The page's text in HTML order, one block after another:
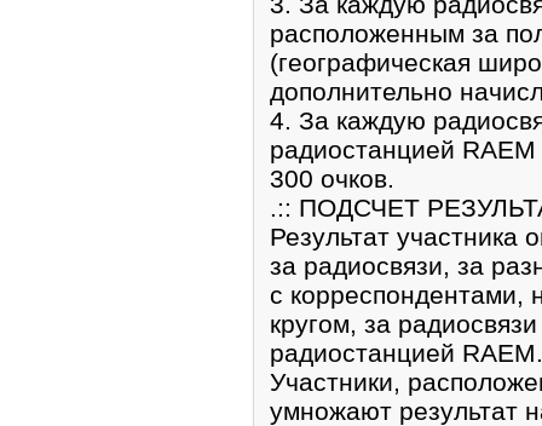
расположенным за
(географическая
дополнительно
4. За каждую
радиостанцией
300 очков.
.:: ПОДСЧЕТ
Результат участника
за радиосвязи, за
с корреспондентами,
кругом, за
радиостанцией RAEM.
Участники,
умножают результат